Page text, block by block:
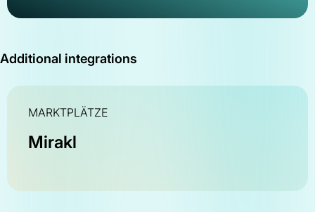
Additional integrations
MARKTPLÄTZE
Mirakl